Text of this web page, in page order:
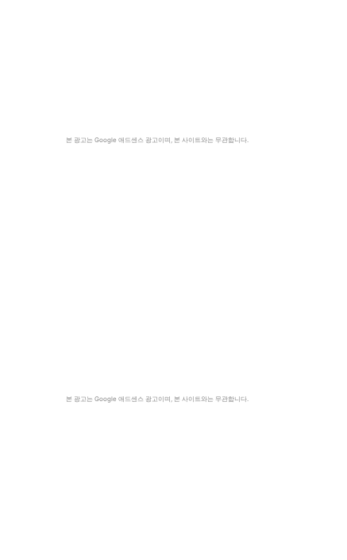
본 광고는 Google 애드센스 광고이며, 본 사이트와는 무관합니다.
본 광고는 Google 애드센스 광고이며, 본 사이트와는 무관합니다.